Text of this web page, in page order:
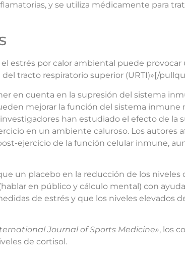
y se utiliza médicamente para
estrés por calor ambiental puede
tracto respiratorio superior (URTI)»[/
en cuenta en la supresión del sistema
mejorar la función del sistema inmune
investigadores han estudiado el efecto de la
en un ambiente caluroso. Los autores
ejercicio de la función celular inmune,
un placebo en la reducción de los
en público y cálculo mental) con
de estrés y que los niveles elevados
Journal of Sports Medicine», los
de cortisol.